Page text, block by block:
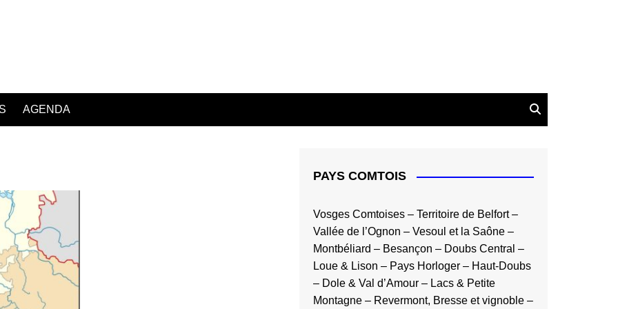
AGENDA
PAYS COMTOIS
Vosges Comtoises – Territoire de Belfort–
Vallée de l’Ognon – Vesoul et la Saône –
Montbéliard – Besançon – Doubs Central –
Loue & Lison – Pays Horloger – Haut-Doubs
– Dole & Val d’Amour – Lacs & Petite
Montagne – Revermont, Bresse et vignoble –